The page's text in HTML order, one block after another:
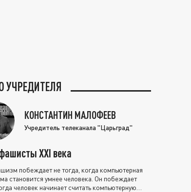
УЧРЕДИТЕЛЯ
КОНСТАНТИН МАЛОФЕЕВ
Учредитель телеканала "Царьград"
XXI века
побеждает не тогда, когда компьютерная
становится умнее человека. Он побеждает
человек начинает считать компьютерную